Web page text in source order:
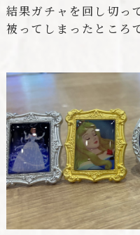
結果ガチャを回し切っ
被ってしまったところ